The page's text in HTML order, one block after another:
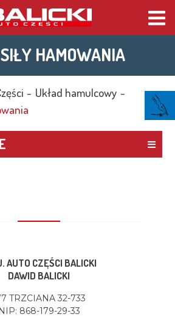
HAMOWANIA
Id WYSZUKAJ
Układ hamulcowy
AUTO CZĘŚCI BALICKI
DAWID BALICKI
TRZCIANA 32-733
NIP: 868-179-29-33